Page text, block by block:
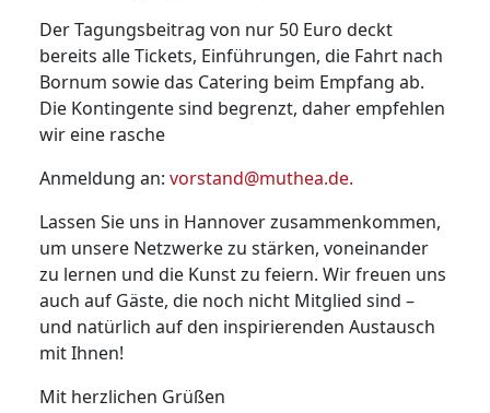
Der Tagungsbeitrag von nur 50 Euro deckt
bereits alle Tickets, Einführungen, die Fahrt nach
Bornum sowie das Catering beim Empfang ab.
Die Kontingente sind begrenzt, daher empfehlen
wir eine rasche
Anmeldung an:vorstand@muthea.de.
Lassen Sie uns in Hannover zusammenkommen,
um unsere Netzwerke zu stärken, voneinander
zu lernen und die Kunst zu feiern. Wir freuen uns
auch auf Gäste, die noch nicht Mitglied sind –
und natürlich auf den inspirierenden Austausch
mit Ihnen!
Mit herzlichen Grüßen